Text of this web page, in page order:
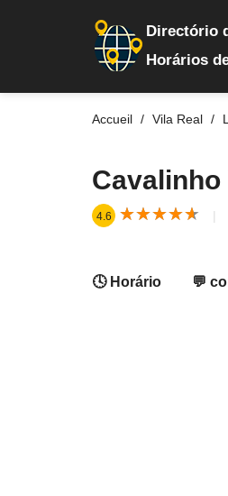
Directório
Horários
Accueil Vila Real
Cavalinho
4.6 ★★★★★
★★★★★
🕓 Horário 💬